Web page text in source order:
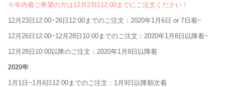
※年内着ご希望の方は12月23日12:00までにご注文ください！
12月23日12:00~26日12:00までのご注文：2020年1月6日 or 7日着~
12月26日12:00~12月28日10:00までのご注文：2020年1月8日以降着~
12月28日10:00以降のご注文：2020年1月9日以降着
2020年
1月1日~1月6日12:00までのご注文：1月9日以降順次着